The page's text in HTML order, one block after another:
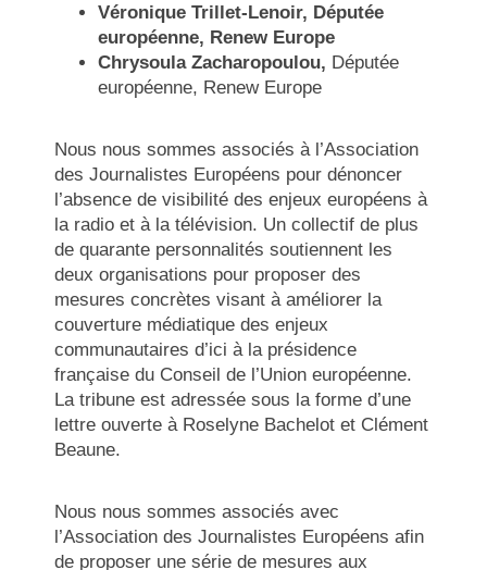
Véronique Trillet-Lenoir, Députée
européenne, Renew Europe
Chrysoula Zacharopoulou, Députée
européenne, Renew Europe
Nous nous sommes associés à l’Association
des Journalistes Européens pour dénoncer
l’absence de visibilité des enjeux européens à
la radio et à la télévision. Un collectif de plus
de quarante personnalités soutiennent les
deux organisations pour proposer des
mesures concrètes visant à améliorer la
couverture médiatique des enjeux
communautaires d’ici à la présidence
française du Conseil de l’Union européenne.
La tribune est adressée sous la forme d’une
lettre ouverte à Roselyne Bachelot et Clément
Beaune.
Nous nous sommes associés avec
l’Association des Journalistes Européens afin
de proposer une série de mesures aux